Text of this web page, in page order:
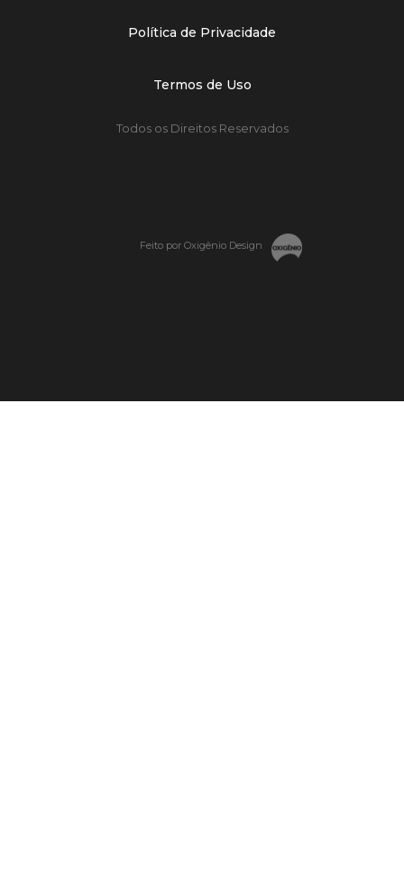
Política de Privacidade
Termos de Uso
Todos os Direitos Reservados
Feito por Oxigênio Design